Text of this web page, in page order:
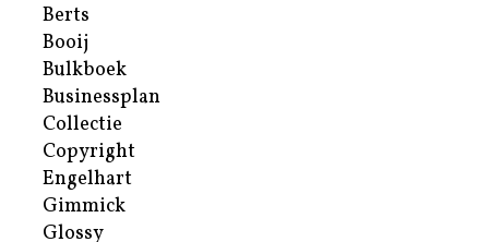
Berts
Booij
Bulkboek
Businessplan
Collectie
Copyright
Engelhart
Gimmick
Glossy